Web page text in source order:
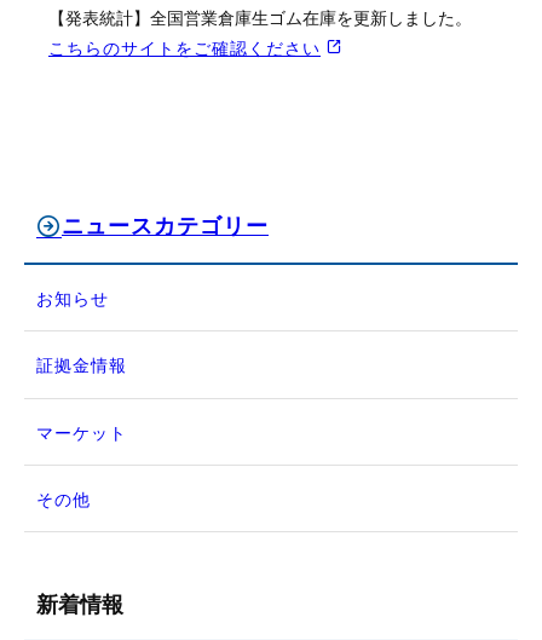
【発表統計】全国営業倉庫生ゴム在庫を更新しました。
こちらのサイトをご確認ください
ニュースカテゴリー
お知らせ
証拠金情報
マーケット
その他
新着情報